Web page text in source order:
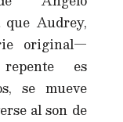
Audrey,
original—
es
se mueve
al son de